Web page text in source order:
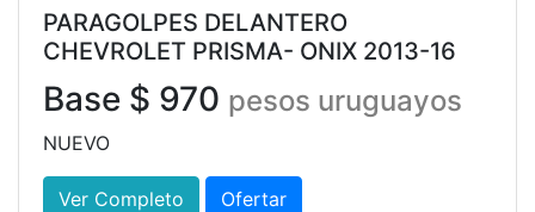
PARAGOLPES DELANTERO
CHEVROLET PRISMA- ONIX 2013-16
Base $ 970 pesos uruguayos
NUEVO
Ver Completo Ofertar